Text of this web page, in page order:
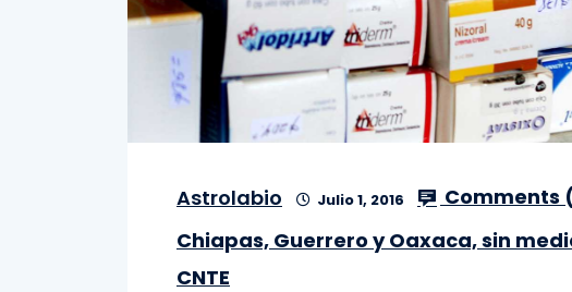
Astrolabio Julio 1, 2016 Comments
Chiapas, Guerrero y Oaxaca, sin
CNTE